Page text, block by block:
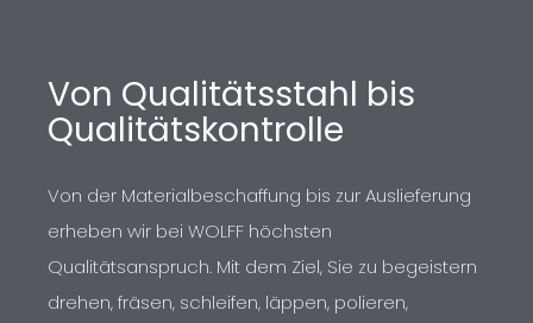
Von Qualitätsstahl bis
Qualitätskontrolle
Von der Materialbeschaffung bis zur Auslieferung
erheben wir bei WOLFF höchsten
Qualitätsanspruch. Mit dem Ziel, Sie zu begeistern
drehen, fräsen, schleifen, läppen, polieren,